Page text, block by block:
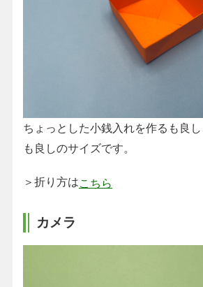
ちょっとした小銭入れを作るも良
も良しのサイズです。
＞折り方はこちら
カメラ